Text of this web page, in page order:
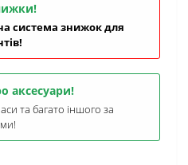
система знижок для
аксесуари!
та багато іншого за